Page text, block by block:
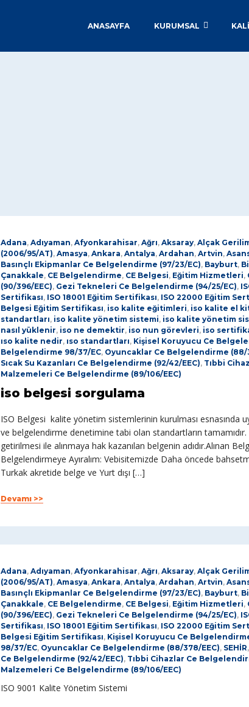
ANASAYFA KURUMSAL
Adana, Adıyaman, Afyonkarahisar, Ağrı, Aksaray, Alçak
(2006/95/AT), Amasya, Ankara, Antalya, Ardahan, Artvin,
Basınçlı Ekipmanlar Ce Belgelendirme (97/23/EC), Bayburt,
Çanakkale, CE Belgelendirme, CE Belgesi, Eğitim Hizmetleri,
(90/396/EEC), Gezi Tekneleri Ce Belgelendirme (94/25/EC),
Sertifikası, ISO 18001 Eğitim Sertifikası, ISO 22000 Eğitim
Belgesi Eğitim Sertifikası, iso kalite eğitimleri, iso kalite el
standartları, iso kalite yönetim sistemi, iso kalite yönetim
nasıl yüklenir, iso ne demektir, iso nun görevleri, iso
ıso kalite nedir, ıso standartları, Kişisel Koruyucu Ce
Belgelendirme 98/37/EC, Oyuncaklar Ce Belgelendirme (88/
Sıcak Su Kazanları Ce Belgelendirme (92/42/EEC), Tıbbi
Malzemeleri Ce Belgelendirme (89/106/EEC)
iso belgesi sorgulama
ISO Belgesi kalite yönetim sistemlerinin kurulması esnasında
ve belgelendirme denetimine tabi olan standartların
getirilmesi ile alınmaya hak kazanılan belgenin adıdır.Alınan
Belgelendirmeye Ayıralım: Vebisitemizde Daha öncede
Turkak akretide belge ve Yurt dışı […]
Devamı >>
Adana, Adıyaman, Afyonkarahisar, Ağrı, Aksaray, Alçak
(2006/95/AT), Amasya, Ankara, Antalya, Ardahan, Artvin,
Basınçlı Ekipmanlar Ce Belgelendirme (97/23/EC), Bayburt,
Çanakkale, CE Belgelendirme, CE Belgesi, Eğitim Hizmetleri,
(90/396/EEC), Gezi Tekneleri Ce Belgelendirme (94/25/EC),
Sertifikası, ISO 18001 Eğitim Sertifikası, ISO 22000 Eğitim
Belgesi Eğitim Sertifikası, Kişisel Koruyucu Ce
98/37/EC, Oyuncaklar Ce Belgelendirme (88/378/EEC), SEHİR,
Ce Belgelendirme (92/42/EEC), Tıbbi Cihazlar Ce
Malzemeleri Ce Belgelendirme (89/106/EEC)
ISO 9001 Kalite Yönetim Sistemi